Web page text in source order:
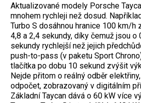
Aktualizované modely Porsche
mnohem rychleji než dosud.
Turbo S dosáhnou hranice 100 km/h
4,8 a 2,4 sekundy, díky čemuž jsou o
sekundy rychlejší než jejich
push-to-pass (v paketu Sport
tlačítka po dobu 10 sekund zvýšit
Nejde přitom o reálný odběr
odpočet, zobrazovaný v digitálním
Základní Taycan dává o 60 kW více